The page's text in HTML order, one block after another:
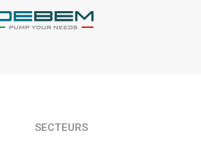
SECTEURS